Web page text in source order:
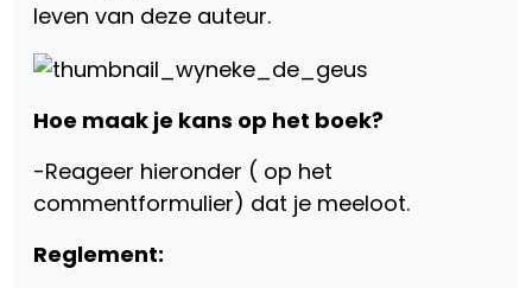
leven van deze auteur.
Hoe maak je kans op het boek?
-Reageer hieronder ( op het
commentformulier) dat je meeloot.
Reglement: